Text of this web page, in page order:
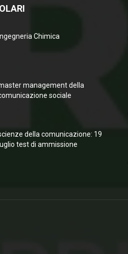
Ingegneria Chimica
management della
sociale
della comunicazione: 19
luglio test di ammissione